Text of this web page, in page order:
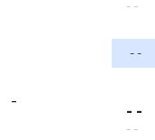
- -
- -
-
- -
- -